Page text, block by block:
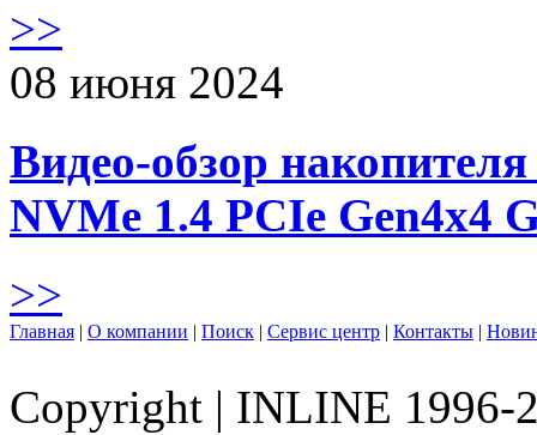
>>
08 июня 2024
Видео-обзор
NVMe 1.4 PCIe Gen4х4
>>
Главная | О компании | Поиск | Сервис центр | Контакты |
Copyright | INLINE 1996-